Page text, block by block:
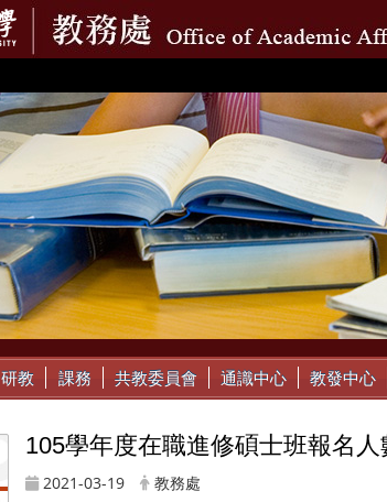
研教 課務 共教委員會 通識中心 教發中心
105學年度在職進修碩士班報名人
2021-03-19 教務處